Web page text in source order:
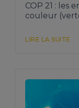
COP 21 : les
couleur
LIRE LA SUITE